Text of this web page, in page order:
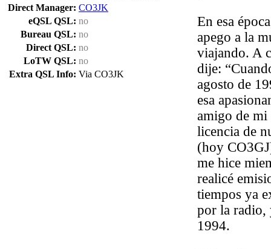
Direct Manager: CO3JK
eQSL QSL: no
Bureau QSL: no
Direct QSL: no
LoTW QSL: no
Extra QSL Info: Via CO3JK
En esa
apego a la
viajando. A
dije:
agosto de
esa
amigo de
licencia de
(hoy
me hice
realicé
tiempos ya
por la radio,
1994.